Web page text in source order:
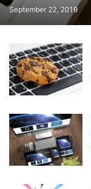
September 22, 2019